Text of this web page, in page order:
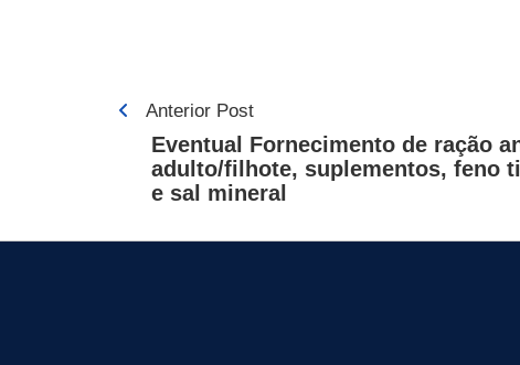
Navegação
Post
Anterior Post
Eventual Fornecimento de ração
adulto/filhote, suplementos, feno
e sal mineral